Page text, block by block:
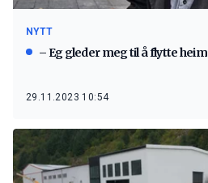
NYTT
– Eg gleder meg til å flytte heim
29.11.2023 10:54